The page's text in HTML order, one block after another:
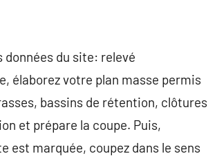
données du site: relevé
élaborez votre plan masse permis
bassins de rétention, clôtures
et prépare la coupe. Puis,
est marquée, coupez dans le sens